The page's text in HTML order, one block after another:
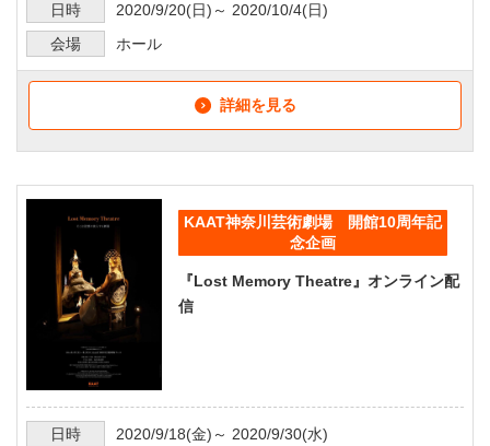
日時 2020/9/20(日)～ 2020/10/4(日)
会場
ホール
詳細を見る
KAAT神奈川芸術劇場 開館10周年記
念企画
『Lost Memory Theatre』オンライン配
信
日時 2020/9/18(金)～ 2020/9/30(水)